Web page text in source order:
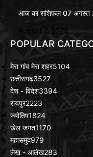
आज का राशिफल 07 अगस्त
August 7, 2026
POPULAR
मेरा गांव मेरा शहर5104
छत्तीसगढ़3527
देश - विदेश3394
रायपुर2223
ज्योतिष1824
खेल जगत1170
महासमुंद979
लेख - आलेख283